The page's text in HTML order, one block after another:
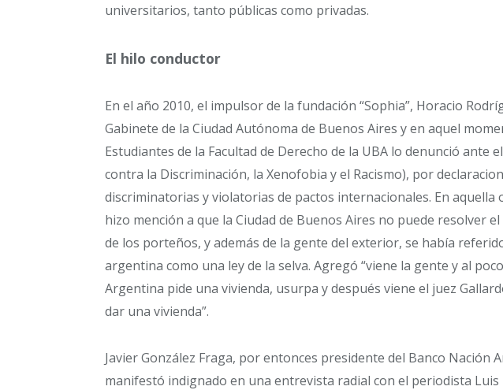
universitarios, tanto públicas como privadas.
El hilo conductor
En el año 2010, el impulsor de la fundación “Sophia”, Horacio
Gabinete de la Ciudad Autónoma de Buenos Aires y en aquel
Estudiantes de la Facultad de Derecho de la UBA lo denunció ante
contra la Discriminación, la Xenofobia y el Racismo), por
discriminatorias y violatorias de pactos internacionales. En aquella
hizo mención a que la Ciudad de Buenos Aires no puede resolver
de los porteños, y además de la gente del exterior, se había
argentina como una ley de la selva. Agregó “viene la gente y al
Argentina pide una vivienda, usurpa y después viene el juez
dar una vivienda”.
Javier González Fraga, por entonces presidente del Banco Nación
manifestó indignado en una entrevista radial con el periodista